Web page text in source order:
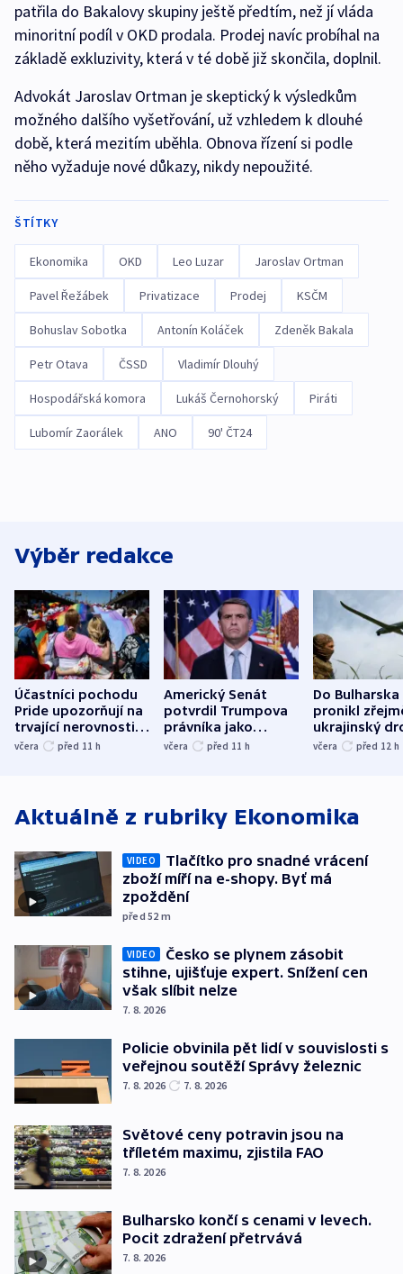
patřila do Bakalovy skupiny ještě předtím, než jí vláda
minoritní podíl v OKD prodala. Prodej navíc probíhal na
základě exkluzivity, která v té době již skončila, doplnil.
Advokát Jaroslav Ortman je skeptický k výsledkům
možného dalšího vyšetřování, už vzhledem k dlouhé
době, která mezitím uběhla. Obnova řízení si podle
něho vyžaduje nové důkazy, nikdy nepoužité.
ŠTÍTKY
Ekonomika OKD Leo Luzar Jaroslav Ortman
Pavel Řežábek Privatizace Prodej KSČM
Bohuslav Sobotka Antonín Koláček Zdeněk Bakala
Petr Otava ČSSD Vladimír Dlouhý
Hospodářská komora Lukáš Černohorský Piráti
Lubomír Zaorálek ANO 90' ČT24
Výběr redakce
Účastníci pochodu
Pride upozorňují na
trvající nerovnosti i
společenskou
včera před 11 h
Americký Senát
potvrdil Trumpova
právníka jako
ministra
včera před 11 h
Do Bulharska
pronikl
ukrajinský
explodoval
včera před 12 h
Aktuálně z rubriky Ekonomika
VIDEO
Tlačítko pro snadné vrácení
zboží míří na e-shopy. Byť má
zpoždění
před 52 m
VIDEO
Česko se plynem zásobit
stihne, ujišťuje expert. Snížení cen
však slíbit nelze
7. 8. 2026
Policie obvinila pět lidí v souvislosti s
veřejnou soutěží Správy železnic
7. 8. 2026 7. 8. 2026
Světové ceny potravin jsou na
tříletém maximu, zjistila FAO
7. 8. 2026
Bulharsko končí s cenami v levech.
Pocit zdražení přetrvává
7. 8. 2026